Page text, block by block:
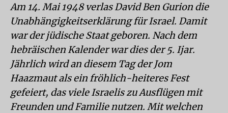
Am 14. Mai 1948 verlas David Ben Gurion die
Unabhängigkeitserklärung für Israel. Damit
war der jüdische Staat geboren. Nach dem
hebräischen Kalender war dies der 5. Ijar.
Jährlich wird an diesem Tag der Jom
Haazmaut als ein fröhlich-heiteres Fest
gefeiert, das viele Israelis zu Ausflügen mit
Freunden und Familie nutzen. Mit welchen